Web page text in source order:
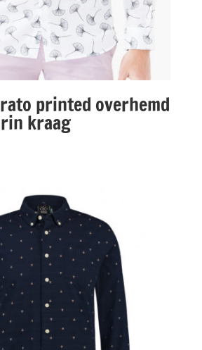
printed overhemd
kraag